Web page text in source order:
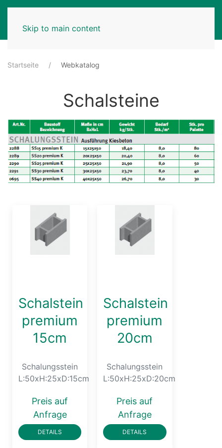
Skip to main content
Startseite Webkatalog
Schalsteine
Schalstein
premium
15cm
Schalungsstein
L:50xH:25xD:15cm
Preis auf
Anfrage
DETAILS
Schalstein
premium
20cm
Schalungsstein
L:50xH:25xD:20cm
Preis auf
Anfrage
DETAILS